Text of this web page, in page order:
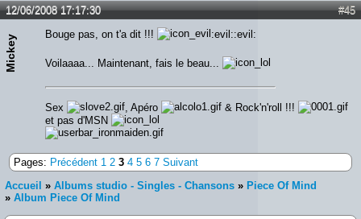
#45
12/06/2008 17:17:30
Mickey Bouge pas, on t'a dit !!! :evil::evil:
Voilaaaa... Maintenant, fais le beau...
Sex , Apéro
& Rock'n'roll !!!
et pas d'MSN
Pages: Précédent 1 2 3 4 5 6 7 Suivant
Accueil » Albums studio - Singles - Chansons » Piece Of Mind
» Album Piece Of Mind